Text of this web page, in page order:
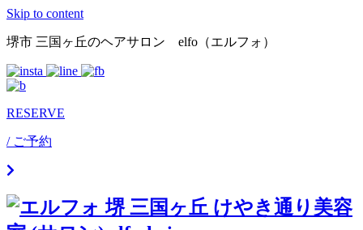
Skip to content
堺市 三国ヶ丘のヘアサロン elfo（エルフォ）
RESERVE
/ ご予約